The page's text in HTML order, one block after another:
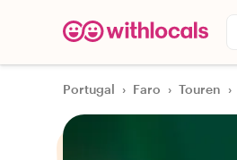
Portugal › Faro › Touren ›